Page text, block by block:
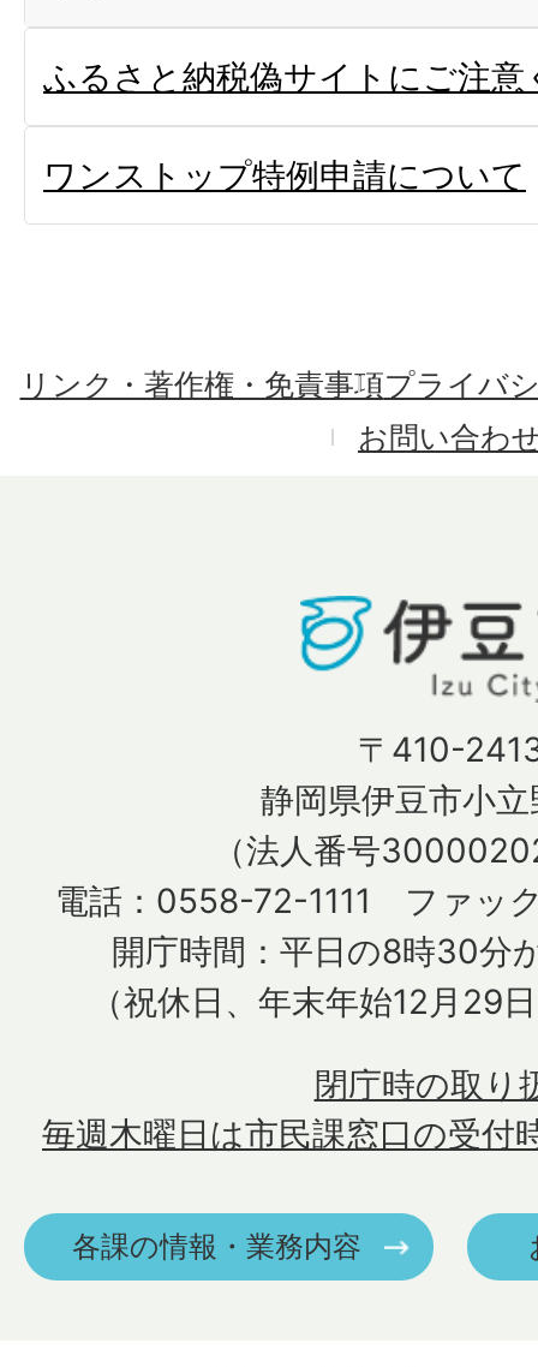
ふるさと納税偽サイトにご注意
ワンストップ特例申請について
リンク・著作権・免責事項プライバ
お問い合わ
〒410-
静岡県伊豆市小
（法人番号
電話：0558-72-1111 ファッ
開庁時間：平日の8時30分
（祝休日、年末年始12月29
毎週木曜日は市民課窓口の受付
閉庁時の取り
各課の情報・業務内容